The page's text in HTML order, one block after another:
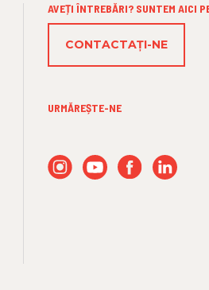
AVEȚI ÎNTREBĂRI? SUNTEM AICI
CONTACTAŢI-NE
URMĂREȘTE-NE